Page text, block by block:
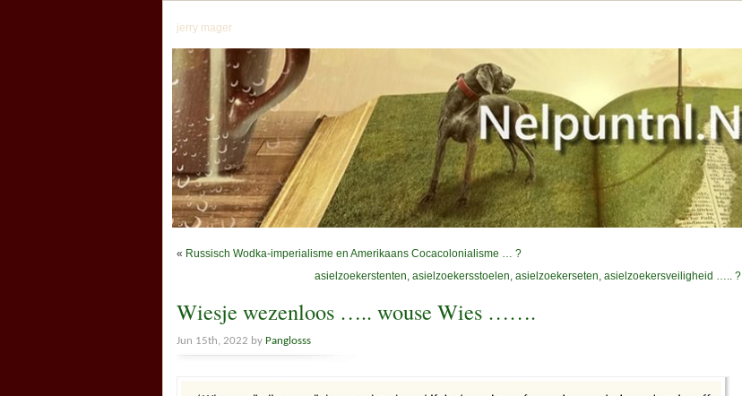
jerry mager
« Russisch Wodka-imperialisme en Amerikaans Cocacolonialisme … ?
asielzoekerstenten, asielzoekersstoelen, asielzoekerseten, asielzoekersveiligheid ….. ?
Wiesje wezenloos ….. wouse Wies …….
Jun 15th, 2022 by Panglosss